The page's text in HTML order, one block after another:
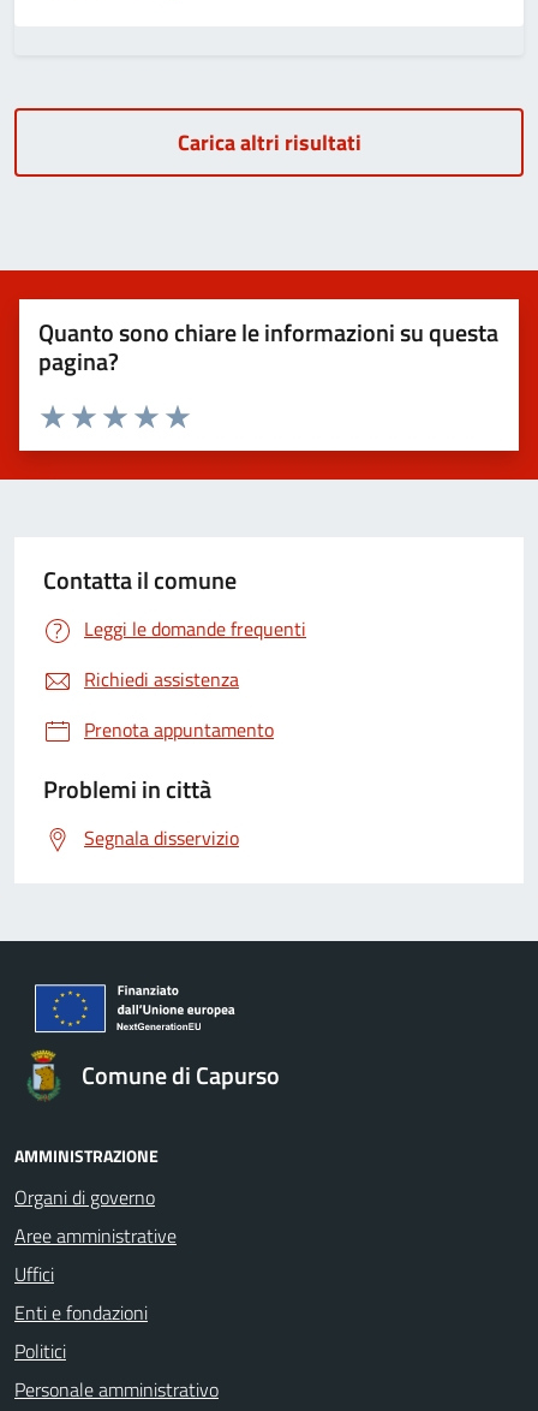
Carica altri risultati
Quanto sono chiare le informazioni su questa
pagina?
Valuta 5 stelle su 5
Valuta 4 stelle su 5
Valuta 3 stelle su 5
Valuta 2 stelle su 5
Valuta 1 stelle su 5
Contatta il comune
Leggi le domande frequenti
Richiedi assistenza
Prenota appuntamento
Problemi in città
Segnala disservizio
Comune di Capurso
AMMINISTRAZIONE
Organi di governo
Aree amministrative
Uffici
Enti e fondazioni
Politici
Personale amministrativo